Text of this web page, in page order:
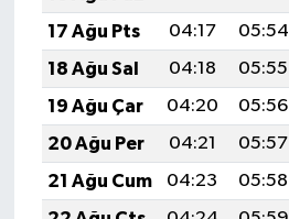
17 Ağu Pts
04:17 05:54
18 Ağu Sal
04:18 05:55
19 Ağu Çar
04:20 05:56
20 Ağu Per
04:21 05:57
21 Ağu Cum
04:23 05:58